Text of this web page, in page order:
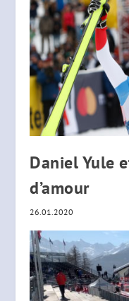
Daniel Yule
d’amour
26.01.2020